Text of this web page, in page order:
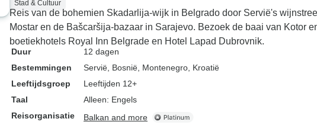
Stad & Cultuur
Reis van de bohemien Skadarlija-wijk in Belgrado door Servië's
Mostar en de Bašcaršija-bazaar in Sarajevo. Bezoek de baai van Kotor
boetiekhotels Royal Inn Belgrade en Hotel Lapad Dubrovnik.
Duur
12 dagen
Bestemmingen
Servië , Bosnië , Montenegro , Kroatië
Leeftijdsgroep
Leeftijden 12+
Taal
Alleen: Engels
Reisorganisatie
Balkan and more